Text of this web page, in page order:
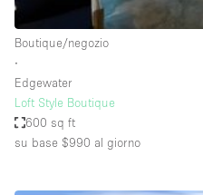
Ascensore
Attaccapanni
Attrezzature da ufficio
Bagni
Bagno
Boutique/negozio
∙
Edgewater
Loft Style Boutique
600 sq ft
su base $990 al giorno